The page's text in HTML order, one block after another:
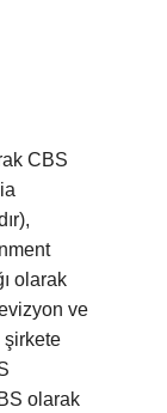
CBS
olarak
ve
şirkete
olarak